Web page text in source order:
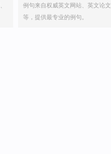
例句来自权威英文网站、英文论文
等，提供最专业的例句。